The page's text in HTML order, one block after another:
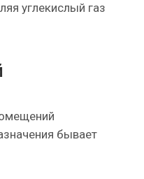
углекислый газ
бывает